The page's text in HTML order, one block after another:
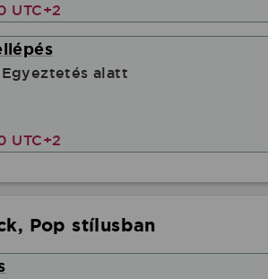
UTC+2
alatt
UTC+2
Pop stílusban